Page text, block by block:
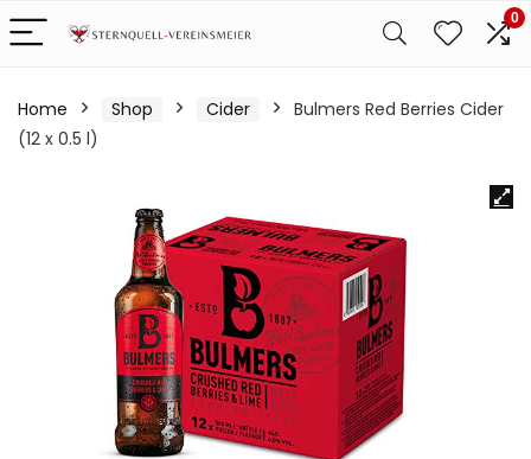
0
Home Shop Cider
Bulmers Red Berries Cider
(12 x 0.5 l)